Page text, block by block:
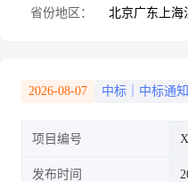
书
省份地区： 北京广东 上海
2026-08-07 中标｜中标通知
项目编号
发布时间